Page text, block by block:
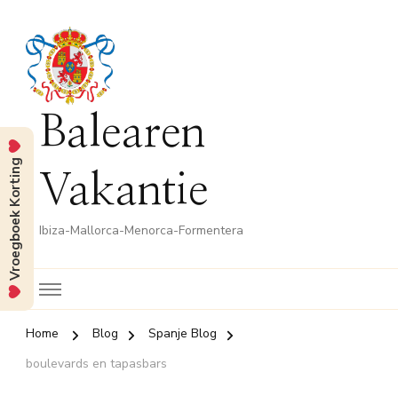
Balearen
Vakantie
Ibiza-Mallorca-Menorca-Formentera
Home Blog
Spanje Blog
boulevards en tapasbars
Vroegboek Korting